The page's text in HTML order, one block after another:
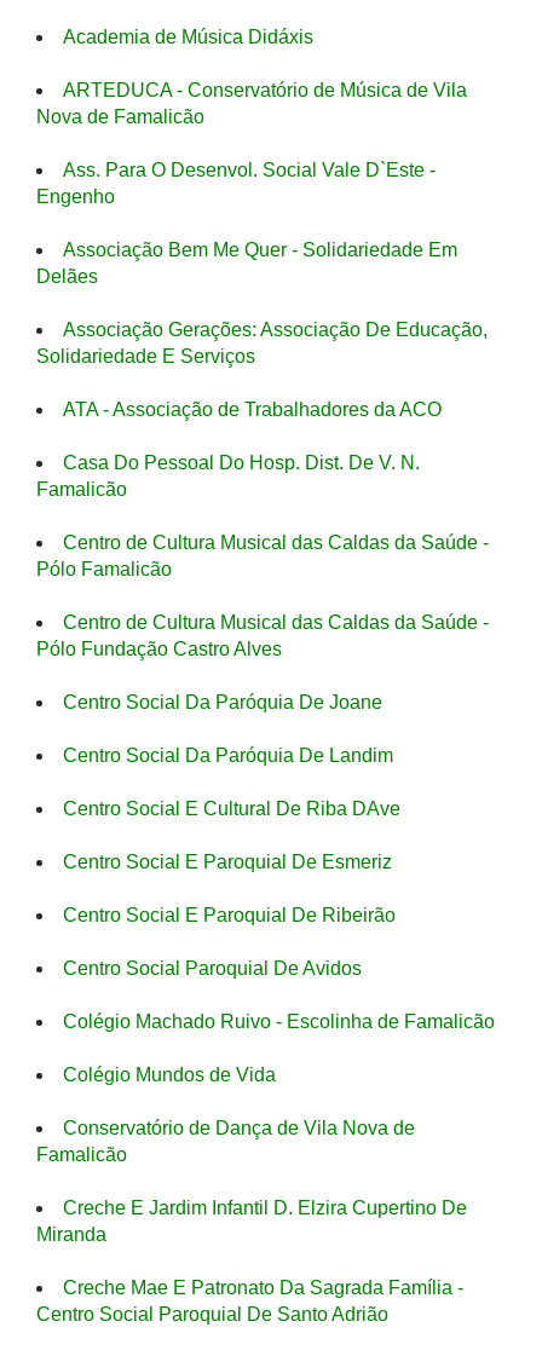
Academia de Música Didáxis
ARTEDUCA - Conservatório de Música de Vila
Nova de Famalicão
Ass. Para O Desenvol. Social Vale D`Este -
Engenho
Associação Bem Me Quer - Solidariedade Em
Delães
Associação Gerações: Associação De Educação,
Solidariedade E Serviços
ATA - Associação de Trabalhadores da ACO
Casa Do Pessoal Do Hosp. Dist. De V. N.
Famalicão
Centro de Cultura Musical das Caldas da Saúde -
Pólo Famalicão
Centro de Cultura Musical das Caldas da Saúde -
Pólo Fundação Castro Alves
Centro Social Da Paróquia De Joane
Centro Social Da Paróquia De Landim
Centro Social E Cultural De Riba DAve
Centro Social E Paroquial De Esmeriz
Centro Social E Paroquial De Ribeirão
Centro Social Paroquial De Avidos
Colégio Machado Ruivo - Escolinha de Famalicão
Colégio Mundos de Vida
Conservatório de Dança de Vila Nova de
Famalicão
Creche E Jardim Infantil D. Elzira Cupertino De
Miranda
Creche Mae E Patronato Da Sagrada Família -
Centro Social Paroquial De Santo Adrião